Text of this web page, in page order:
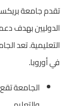
تقدم جامعة
الدوليين بهدف
التعليمية. تعد
في أوروبا.
الجامعة